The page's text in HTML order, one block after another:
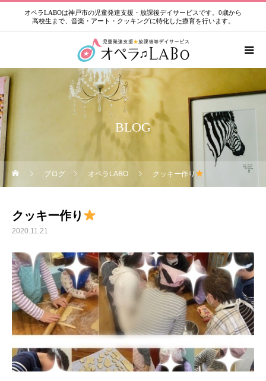
オペラLABOは神戸市の児童発達支援・放課後デイサービスです。0歳から
高校生まで、音楽・アート・クッキングに特化した療育を行います。
BLOG
ブログ オペラLABO クッキー作り
クッキー作り
2020.11.21